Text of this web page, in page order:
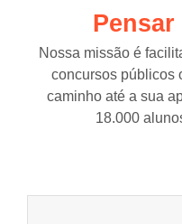
Nossa missão é
concursos públicos
caminho até a sua
18.000